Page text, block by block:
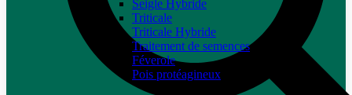
Seigle Hybride
Triticale
Triticale Hybride
Traitement de semences
Féverole
Pois protéagineux